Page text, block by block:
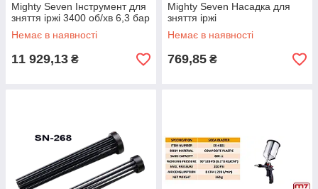
Mighty Seven Інструмент для
зняття іржі 3400 об/хв 6,3 бар
Немає в наявності
11 929,13 ₴
Mighty Seven Насадка для
зняття іржі
Немає в наявності
769,85 ₴